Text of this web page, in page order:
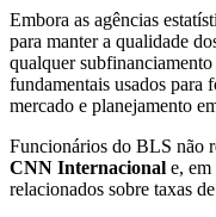
Embora as agências
para manter a qualidade
qualquer
fundamentais usados para
mercado e planejamento
Funcionários do BLS não
CNN Internacional e,
relacionados sobre taxas